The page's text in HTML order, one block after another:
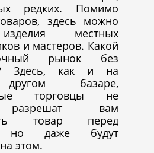
редких. Помимо
здесь можно
местных
и мастеров. Какой
рынок без
Здесь, как и на
базаре,
торговцы не
вам
товар перед
но даже будут
этом.